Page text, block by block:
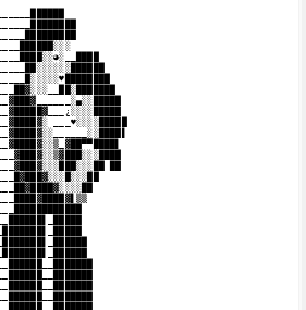
____██████░░░
____████░░◕░__████
_____██░░░░░░██████
_____█░░░░░♥████████
___██▓░░░__██░███████
__▓███▓______░▄░░█████
__▓█████▓___¿░░░░█████
__▓████▓░ ___♥░░░░█████
__▓████▓░░______░░████▌
__▓████▓░░▒_▓██▀▀████▌
___▓███▓░░▒▓███░░░████
___▓███▓░░░███░░░██ ██
___█▓███▓░░░█░░░██
___██▓████▓░░░░██
___████▓████▓▌▒▒